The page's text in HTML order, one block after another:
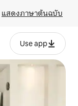
แสดงภาษาต้นฉบับ
Use app